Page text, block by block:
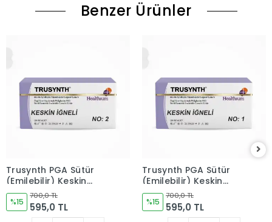
Benzer Ürünler
Trusynth PGA Sütür
(Emilebilir) Keskin
İğneli 12'li Kutu No: 2
%15
700,0 TL
595,0 TL
Trusynth PGA Sütür
(Emilebilir) Keskin
İğneli 12'li Kutu No: 1
%15
700,0 TL
595,0 TL